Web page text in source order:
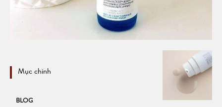
Mục chính
BLOG